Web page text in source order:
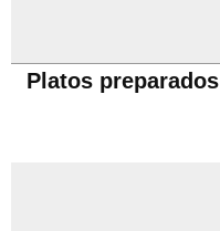
Platos preparados